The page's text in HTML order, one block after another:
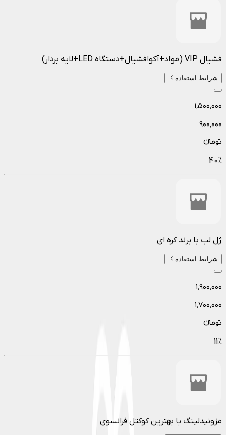
فشيال VIP (مواد+آکوافشیال+دستگاه LED+لایه بردار)
شرایط استفاده
۱٬۵۰۰٬۰۰۰
۹۰۰٬۰۰۰
تومانءء
40%
ژل لب با برند کره ای
شرایط استفاده
۱٬۹۰۰٬۰۰۰
۱٬۷۰۰٬۰۰۰
تومانءء
11%
مزونیدلینگ با بهترین کوکتل فرانسوی